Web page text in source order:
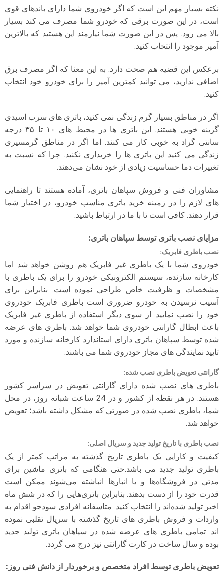
نکته بسیار مهم این است که اگر خودروی شما دارای باندهای قوی
است، در این صورت برقی که خودرو شما مصرف می کند بسیار
بالا می رود. پس در این صورت شما نیازمند این هستید که بالاترین
آمپر موجود را انتخاب کنید.
برعکس این قضیه هم صحت دارد. به این معنا که اگر مصرف برق
اضافی ندارید، می توانید کمترین آمپر را برای خودرو خود انتخاب
کنید.
اگر در مناطق بسیار گرم زندگی نمی کنید، باتری های سرب اسیدی
گزینه خوبی هستند. این باتری ها در محیط های ۱۰ تا ۳۵ درجه
سانتی گراد به خوبی کار می کنند. اما اگر در مناطق گرمسیری
زندگی می کنید این باتری ها را خریداری نکنید. چرا که نسبت به
تغییرات دما حساسیت زیادی از خود نشان می‌دهند.
مشاوران فنی و فروش سپاهان باتری، آماده هستند تا راهنمایی
های لازم را در زمینه خرید باتری مناسب خودرو، در اختیار شما
قرار دهند. کافی است تا با ما در ارتباط باشید.
مزایای نصب باتری توسط سپاهان باتری:
نصب باطری فابریک:
خودروی شما با یک باطری غیر فابریک هم روشن خواهد شد اما
کارخانه سازنده، سیستم الکترونیکی خودرو را برای یک باطری با
مشخصات و ظرفیت خاص طراحی نموده است. بنابراین برای
آسیب نرسیدن به خودرو ضروری است باطری فابریک خودروی
خود را نصب نمایید. از سوی دیگر استفاده از باطری غیر فابریک
باعث ابطال گارانتی خودروی شما خواهد شد. باطری های عرضه
شده توسط سپاهان باتری دارای استاندارد کارخانه سازنده و مورد
تایید نمایندگی های مجاز خودروی شما می باشند.
گارانتی تعویض باطری نصب شده:
باطری های نصب شده دارای گارانتی تعویض در سراسر کشور
هستند. در هر نقطه از کشور و در 24 ساعت شبانه روز، در محل
شما، باطری نصب شده در صورتی که مشکل داشته باشد؛ تعویض
خواهد شد.
نصب باطری با تاریخ تولید جدید و سریال اصلی:
کیفیت و کارایی یک باطری تاریخ گذشته به مراتب کمتر از یک
باطری تولید جدید می باشد.حتی هنگامی که باتری ماشین برای
مدتی در فروشگاه‌ها و یا انبارها انباشته می‌شوند ممکن است
قدرت خود را از دست بدهند. بنابراین باتری‌هایی را که در شش ماه
اخیر تولید شده‌اند را انتخاب کنید. متاسفانه افرادی سودجو اقدام به
واردات و فروش باطری های تاریخ گذشته با سریال تقلبی نموده
اند. تمامی باطری های عرضه شده در سپاهان باتری تولید جدید
بوده و سال ساخت در کارت گارانتی نیز درج می گردد.
تعویض باطری توسط افراد متخصص و برخوردار از دانش فنی روز :